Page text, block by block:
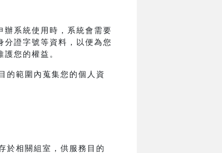
辦系統使用時，系統會需要
證字號等資料，以便為您
您的權益。
的範圍內蒐集您的個人資
於相關組室，供服務目的